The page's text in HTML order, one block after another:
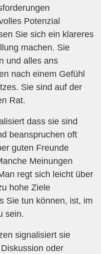
Potenzial
Sie sich ein klareres
machen. Sie
und alles ans
nach einem Gefühl
Sie sind auf der
Rat.
dass sie sind
beanspruchen oft
guten Freunde
Meinungen
regt sich leicht über
hohe Ziele
Sie tun können, ist, im
sein.
signalisiert sie
oder